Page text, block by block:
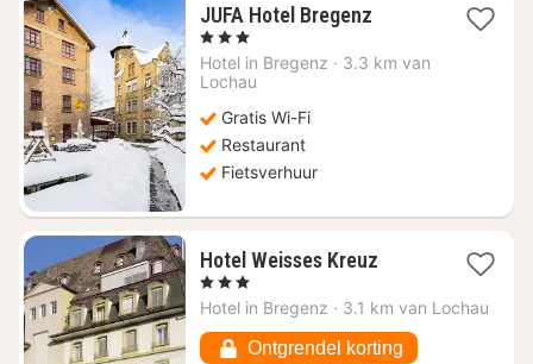
JUFA Hotel Bregenz1
vanaf
, 3 Sterren
Hotel in Bregenz · 3.3 km van
Lochau
Gratis Wi-Fi
Restaurant
Fietsverhuur
Hotel Weisses Kreuz1
vanaf
205,78
, 3 Sterren
Hotel in Bregenz · 3.1 km van Lochau
Ontgrendel korting